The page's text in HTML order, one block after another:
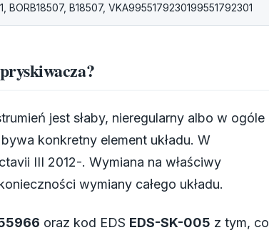
BORB18507, B18507, VKA9955179230199551792301
jest słaby, nieregularny albo w ogóle
konkretny element układu. W
III 2012-. Wymiana na właściwy
wymiany całego układu.
oraz kod EDS EDS-SK-005 z tym, co